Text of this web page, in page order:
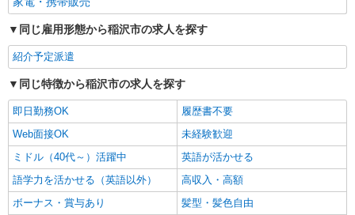
同じ雇用形態から稲沢市の求人を探す
紹介予定派遣
同じ特徴から稲沢市の求人を探す
即日勤務OK
履歴書不要
Web面接OK
未経験歓迎
ミドル（40代～）活躍中
英語が活かせる
語学力を活かせる（英語以外）
高収入・高額
ボーナス・賞与あり
髪型・髪色自由